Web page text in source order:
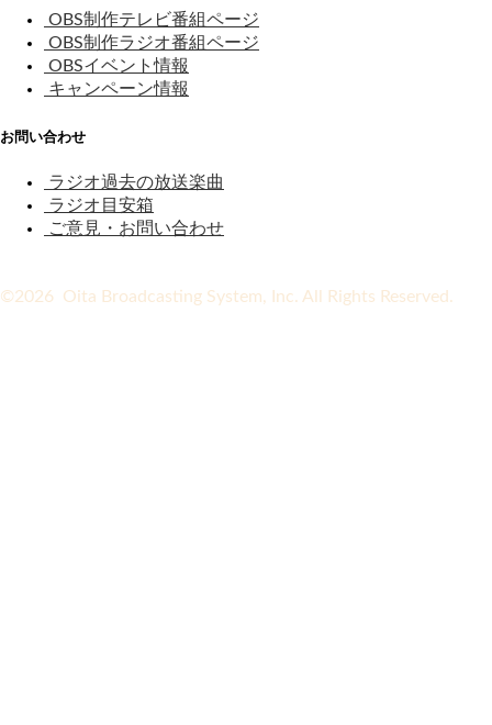
OBS制作テレビ番組ページ
OBS制作ラジオ番組ページ
OBSイベント情報
キャンペーン情報
お問い合わせ
ラジオ過去の放送楽曲
ラジオ目安箱
ご意見・お問い合わせ
©2026 Oita Broadcasting System, Inc. All Rights Reserved.